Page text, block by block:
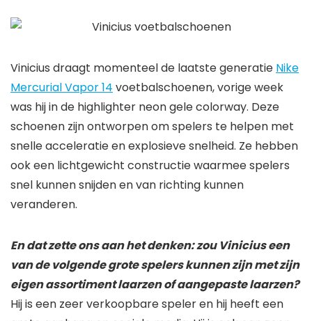
Vinicius draagt ​​momenteel de laatste generatie Nike
Mercurial Vapor 14 voetbalschoenen, vorige week
was hij in de highlighter neon gele colorway. Deze
schoenen zijn ontworpen om spelers te helpen met
snelle acceleratie en explosieve snelheid. Ze hebben
ook een lichtgewicht constructie waarmee spelers
snel kunnen snijden en van richting kunnen
veranderen.
En dat zette ons aan het denken: zou Vinicius een
van de volgende grote spelers kunnen zijn met zijn
eigen assortiment laarzen of aangepaste laarzen?
Hij is een zeer verkoopbare speler en hij heeft een